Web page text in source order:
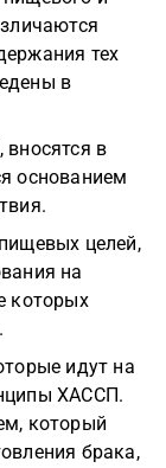
тех
в
в
основанием
целей,
на
которых
идут на
ХАССП.
который
брака,